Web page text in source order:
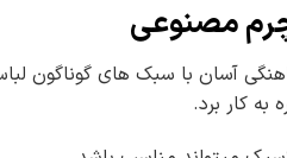
مصنوعی
آسان با سبک های
کار برد.